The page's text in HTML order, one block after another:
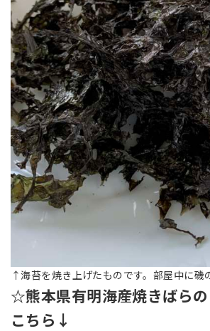
↑海苔を焼き上げたものです。部屋中に磯
☆熊本県有明海産焼きばら
こちら↓